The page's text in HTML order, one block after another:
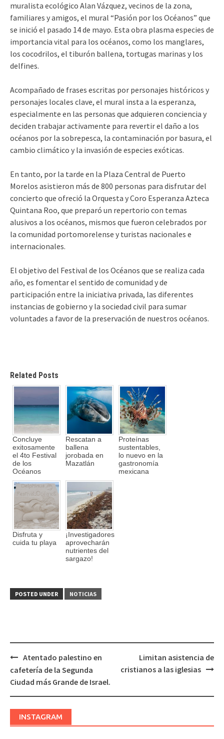
muralista ecológico Alan Vázquez, vecinos de la zona,
familiares y amigos, el mural “Pasión por los Océanos” que
se inició el pasado 14 de mayo. Esta obra plasma especies de
importancia vital para los océanos, como los manglares,
los cocodrilos, el tiburón ballena, tortugas marinas y los
delfines.
Acompañado de frases escritas por personajes históricos y
personajes locales clave, el mural insta a la esperanza,
especialmente en las personas que adquieren conciencia y
deciden trabajar activamente para revertir el daño a los
océanos por la sobrepesca, la contaminación por basura, el
cambio climático y la invasión de especies exóticas.
En tanto, por la tarde en la Plaza Central de Puerto
Morelos asistieron más de 800 personas para disfrutar del
concierto que ofreció la Orquesta y Coro Esperanza Azteca
Quintana Roo, que preparó un repertorio con temas
alusivos a los océanos, mismos que fueron celebrados por
la comunidad portomorelense y turistas nacionales e
internacionales.
El objetivo del Festival de los Océanos que se realiza cada
año, es fomentar el sentido de comunidad y de
participación entre la iniciativa privada, las diferentes
instancias de gobierno y la sociedad civil para sumar
voluntades a favor de la preservación de nuestros océanos.
Related Posts
Concluye
exitosamente
el 4to Festival
de los
Océanos
Rescatan a
ballena
jorobada en
Mazatlán
Proteínas
sustentables,
lo nuevo en la
gastronomía
mexicana
Disfruta y
cuida tu playa
¡Investigadores
aprovecharán
nutrientes del
sargazo!
POSTED UNDER NOTICIAS
Post
navigation
Atentado palestino en
cafetería de la Segunda
Ciudad más Grande de Israel.
Limitan asistencia de
cristianos a las iglesias
INSTAGRAM